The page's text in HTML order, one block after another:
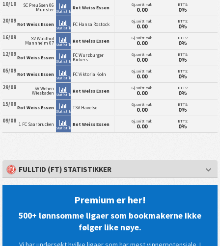
10/10 SC PreuSsen 06
Munster Statistikk
Rot Weiss Essen Gj.snitt mål:
0.00
BTTS:
0%
20/09Rot Weiss Essen
Statistikk
FC Hansa Rostock Gj.snitt mål:
0.00
BTTS:
0%
16/09 SV Waldhof
Mannheim 07 Statistikk
Rot Weiss Essen Gj.snitt mål:
0.00
BTTS:
0%
12/09Rot Weiss Essen
Statistikk
FC Wurzburger
Kickers
Gj.snitt mål:
0.00
BTTS:
0%
05/09Rot Weiss Essen
Statistikk
FC Viktoria Koln Gj.snitt mål:
0.00
BTTS:
0%
29/08 SV Wehen
Wiesbaden Statistikk
Rot Weiss Essen Gj.snitt mål:
0.00
BTTS:
0%
15/08Rot Weiss Essen
Statistikk
TSV Havelse Gj.snitt mål:
0.00
BTTS:
0%
09/08 1 FC Saarbrucken
Statistikk
Rot Weiss Essen Gj.snitt mål:
0.00
BTTS:
0%
FULLTID (FT) STATISTIKKER
Premium er her!
500+ lønnsomme ligaer som bookmakerne ikke
følger like nøye.